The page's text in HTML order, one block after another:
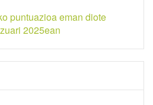
puntuazioa eman diote
2025ean